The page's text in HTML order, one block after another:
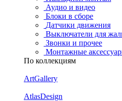
Аудио и видео
Блоки в сборе
Датчики движения
Выключатели для
Звонки и прочее
Монтажные
По коллекциям
ArtGallery
AtlasDesign